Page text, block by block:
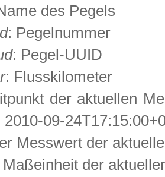
des Pegels
: Pegelnummer
: Pegel-UUID
: Flusskilometer
der aktuellen
2010-09-
Messwert der
der